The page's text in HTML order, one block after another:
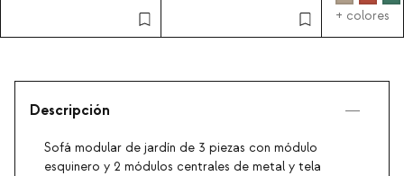
+ colores
Descripción
Sofá modular de jardín de 3 piezas con módulo
esquinero y 2 módulos centrales de metal y tela